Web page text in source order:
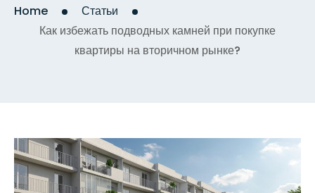
Home
Статьи
Как избежать подводных камней при покупке
квартиры на вторичном рынке?